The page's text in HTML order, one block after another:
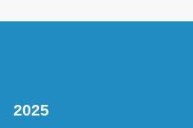
Mehr als 20.000 - 8.
2025